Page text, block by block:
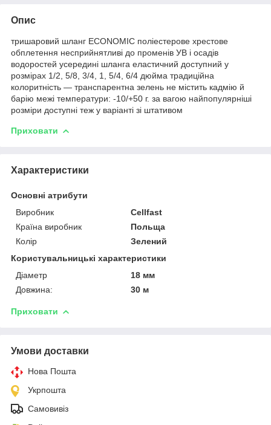
Опис
тришаровий шланг ECONOMIC поліестерове хрестове
обплетення несприйнятливі до променів УВ і осадів
водоростей усередині шланга еластичний доступний у
розмірах 1/2, 5/8, 3/4, 1, 5/4, 6/4 дюйма традиційна
колоритність — транспарентна зелень не містить кадмію й
барію межі температури: -10/+50 г. за вагою найпопулярніші
розміри доступні теж у варіанті зі штативом
Приховати
Характеристики
Основні атрибути
Виробник
Cellfast
Країна виробник
Польща
Колір
Зелений
Користувальницькі характеристики
Діаметр
18 мм
Довжина:
30 м
Приховати
Умови доставки
Нова Пошта
Укрпошта
Самовивіз